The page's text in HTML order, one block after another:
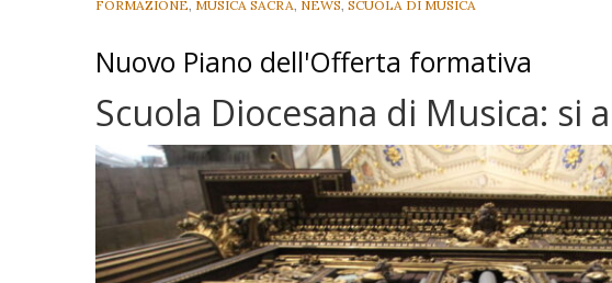
FORMAZIONE MUSICA SACRA NEWS SCUOLA DI MUSICA
Nuovo Piano dell'Offerta formativa
Scuola Diocesana di Musica: si